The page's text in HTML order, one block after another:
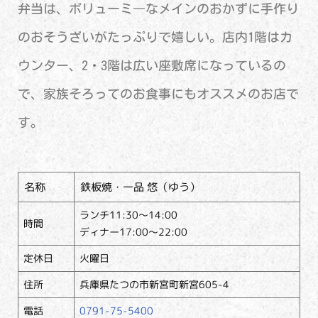
弁当は、ボリューミ―なメインのおかずに手作り
のおそうざいがたっぷりで嬉しい。店内1階はカ
ウンター、2・3階は広い座敷席になっているの
で、家族そろってのお食事にもオススメのお店で
す。
名称 鉄板焼・一品 悠（ゆう）
時間
ランチ11:30～14:00
ディナー17:00～22:00
定休日
火曜日
住所
兵庫県たつの市新宮町新宮605-4
電話
0791-75-5400